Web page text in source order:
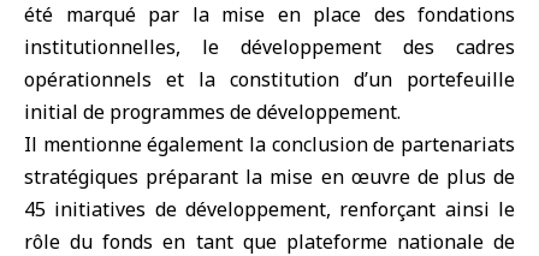
été marqué par la mise en place des fondations
institutionnelles, le développement des cadres
opérationnels et la constitution d’un portefeuille
initial de programmes de développement.
Il mentionne également la conclusion de partenariats
stratégiques préparant la mise en œuvre de plus de
45 initiatives de développement, renforçant ainsi le
rôle du fonds en tant que plateforme nationale de